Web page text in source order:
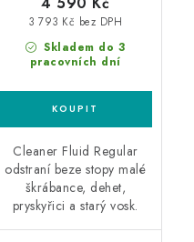
Skladem do 3
pracovních dní
3 793 Kč bez DPH
Cleaner Fluid Regular
odstraní beze stopy malé
škrábance, dehet,
pryskyřici a starý vosk.